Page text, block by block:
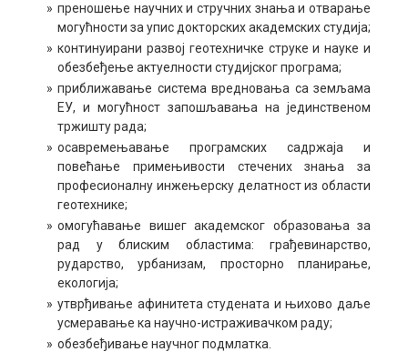
Геофизика
» преношење научних и стручних знања и отварање
могућности за упис докторских академских студија;
» континуирани развој геотехничке струке и науке и
обезбеђење актуелности студијског програма;
» приближавање система вредновања са земљама
ЕУ, и могућност запошљавања на јединственом
тржишту рада;
» осавремењавање програмских садржаја и
повећање примењивости стечених знања за
професионалну инжењерску делатност из области
геотехнике;
» омогућавање вишег академског образовања за
рад у блиским областима: грађевинарство,
рударство, урбанизам, просторно планирање,
екологија;
» утврђивање афинитета студената и њихово даље
усмеравање ка научно-истраживачком раду;
» обезбеђивање научног подмлатка.